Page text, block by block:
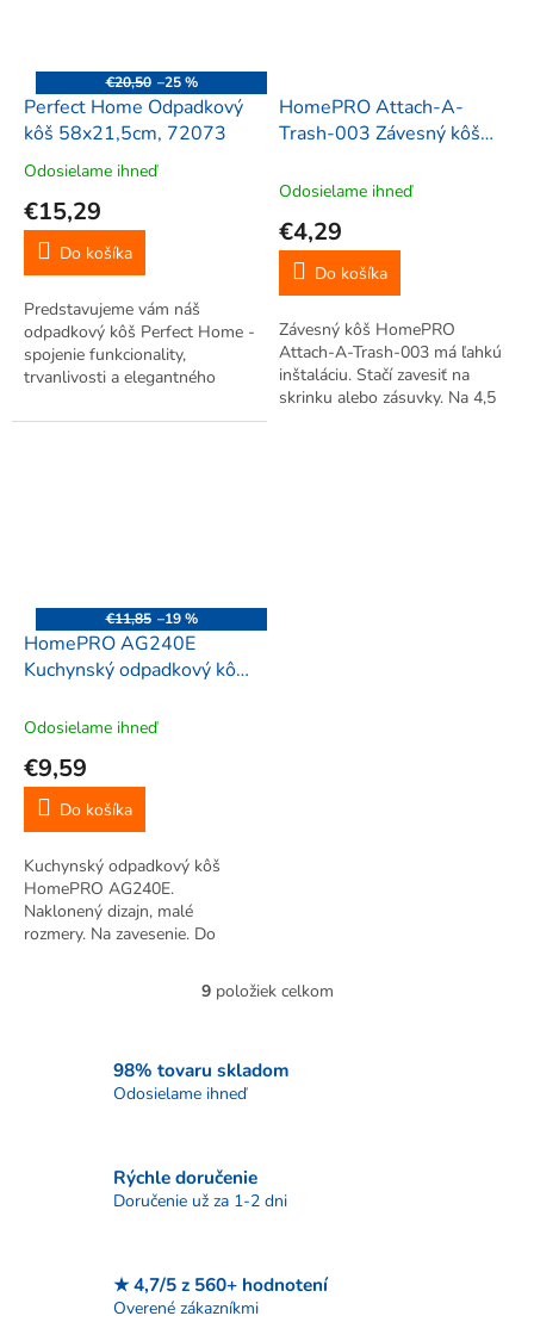
€20,50 –25 %
Perfect Home Odpadkový
kôš 58x21,5cm, 72073
Priemerné
hodnotenie
produktu
5,0
5
hviezdičiek.
Odosielame ihneď
€15,29
Do košíka
Predstavujeme vám náš
odpadkový kôš Perfect Home -
spojenie funkcionality,
trvanlivosti a elegantného
HomePRO Attach-A-
Trash-003 Závesný kôš
Odosielame ihneď
€4,29
Do košíka
Závesný kôš HomePRO
Attach-A-Trash-003 má ľahkú
inštaláciu. Stačí zavesiť na
skrinku alebo zásuvky. Na 4,5
€11,85 –19 %
HomePRO AG240E
Kuchynský odpadkový kôš,
Odosielame ihneď
€9,59
Do košíka
Kuchynský odpadkový kôš
HomePRO AG240E.
Naklonený dizajn, malé
rozmery. Na zavesenie. Do
O
á
p
k
y
9položiek celkom
98% tovaru skladom
Odosielame ihneď
Rýchle doručenie
Doručenie už za 1-2 dni
★ 4,7/5 z 560+ hodnotení
Overené zákazníkmi